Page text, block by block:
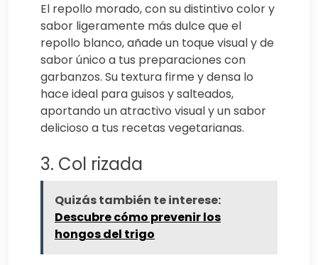
El repollo morado, con su distintivo color y
sabor ligeramente más dulce que el
repollo blanco, añade un toque visual y de
sabor único a tus preparaciones con
garbanzos. Su textura firme y densa lo
hace ideal para guisos y salteados,
aportando un atractivo visual y un sabor
delicioso a tus recetas vegetarianas.
3. Col rizada
Quizás también te interese:
Descubre cómo prevenir los
hongos del trigo